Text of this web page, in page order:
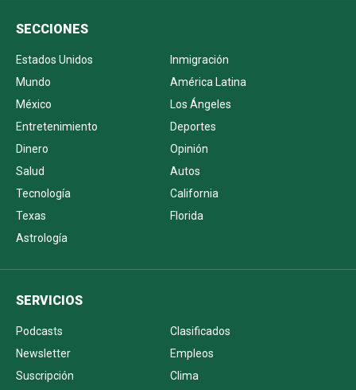
SECCIONES
Estados Unidos
Inmigración
Mundo
América Latina
México
Los Ángeles
Entretenimiento
Deportes
Dinero
Opinión
Salud
Autos
Tecnología
California
Texas
Florida
Astrología
SERVICIOS
Podcasts
Clasificados
Newsletter
Empleos
Suscripción
Clima